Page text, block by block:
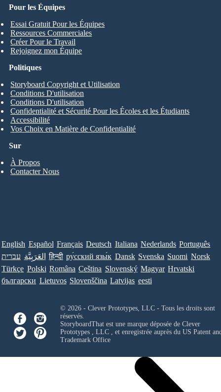
Pour les Équipes
Essai Gratuit Pour les Équipes
Ressources Commerciales
Créer Pour le Travail
Rejoignez mon Équipe
Sur
À Propos
Contacter Nous
Politiques
Storyboard Copyright et Utilisation
Conditions D'utilisation
Conditions D'utilisation
Confidentialité et Sécurité Pour les Écoles et les Étudiants
Accessibilité
Vos Choix en Matière de Confidentialité
English Español Français Deutsch Italiana Nederlands Português
עברית العَرَبِيَّة हिन्दी ру́сский язы́к Dansk Svenska Suomi Norsk
Türkçe Polski Româna Ceština Slovenský Magyar Hrvatski
български Lietuvos Slovenščina Latvijas eesti
© 2026 - Clever Prototypes, LLC - Tous les droits sont
réservés.
StoryboardThat est une marque déposée de Clever
Prototypes , LLC, et enregistrée auprès du US Patent
Trademark Office